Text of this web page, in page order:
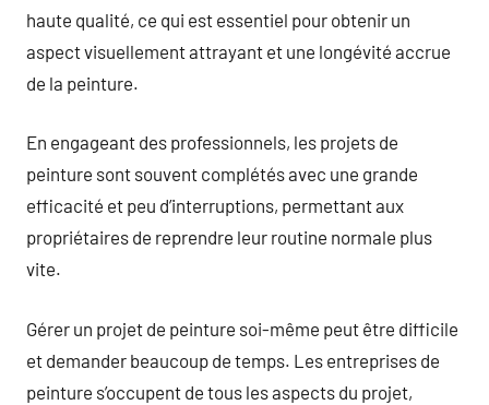
haute qualité, ce qui est essentiel pour obtenir un
aspect visuellement attrayant et une longévité accrue
de la peinture.
En engageant des professionnels, les projets de
peinture sont souvent complétés avec une grande
efficacité et peu d’interruptions, permettant aux
propriétaires de reprendre leur routine normale plus
vite.
Gérer un projet de peinture soi-même peut être difficile
et demander beaucoup de temps. Les entreprises de
peinture s’occupent de tous les aspects du projet,